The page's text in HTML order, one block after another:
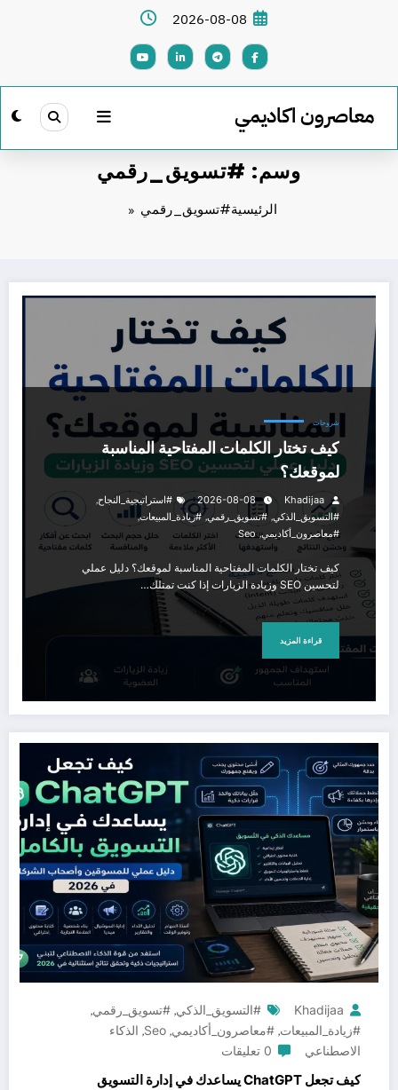
2026-08-08
معاصرون اكاديمي
وسم: #تسويق_رقمي
الرئيسية#تسويق_رقمي
كيف تختار الكلمات المفتاحية المناسبة لموقعك؟
شروحات
كيف تختار الكلمات المفتاحية المناسبة
لموقعك؟
Khadijaa
2026-08-08 #استراتيجية_النجاح,
#التسويق_الذكي,#تسويق_رقمي,#زيادة_المبيعات,
#معاصرون_أكاديمي,
Seo
كيف تختار الكلمات المفتاحية المناسبة لموقعك؟ دليل عملي
لتحسين SEO وزيادة الزيارات إذا كنت تمتلك…
قراءة المزيد
Khadijaa #التسويق_الذكي, #تسويق_رقمي,
#زيادة_المبيعات, #معاصرون_أكاديمي,
Seo
, الذكاء
الاصطناعي
0 تعليقات
كيف تجعل ChatGPT يساعدك في إدارة التسويق